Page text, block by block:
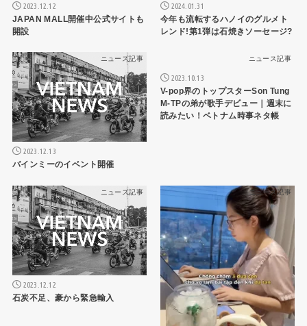
2023.12.12
JAPAN MALL開催中公式サイトも
開設
2024.01.31
今年も流転するハノイのグルメト
レンド!第1弾は石焼きソーセージ?
ニュース記事
2023.12.13
バインミーのイベント開催
ニュース記事
2023.10.13
V-pop界のトップスターSon Tung
M-TPの弟が歌手デビュー｜週末に
読みたい！ベトナム時事ネタ帳
ニュース記事
2023.12.12
石炭不足、豪から緊急輸入
ニュース記事